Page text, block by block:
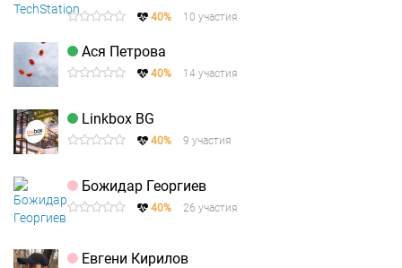
40% 10 участия
Ася Петрова
40% 14 участия
Linkbox BG
40% 9 участия
Божидар Георгиев
40% 26 участия
Евгени Кирилов